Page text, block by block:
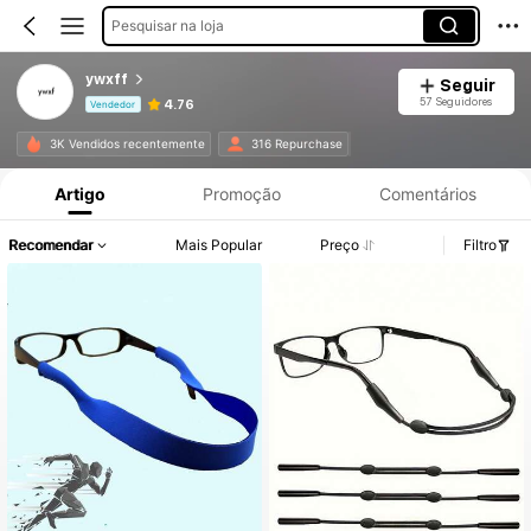
Pesquisar na loja
ywxff
Vendedor 4.76
Seguir
57 Seguidores
3K Vendidos recentemente 316 Repurchase
Informações do Produto: Divulgação de Preço, Vendas e Detalhes de Stock.
Artigo Promoção Comentários
Recomendar Mais Popular Preço Filtro